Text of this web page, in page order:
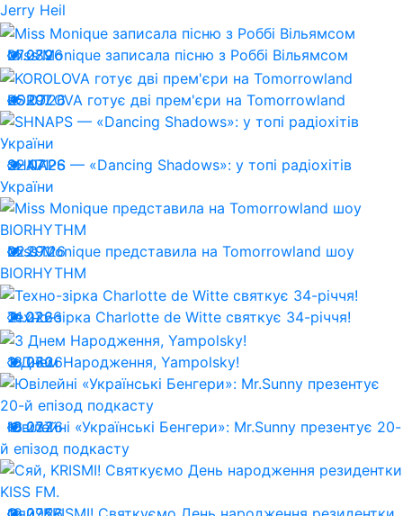
Jerry Heil
27.07.26
289
Miss Monique записала пісню з Роббі Вільямсом
25.07.26
297
KOROLOVA готує дві прем'єри на Tomorrowland
22.07.26
471
SHNAPS — «Dancing Shadows»: у топі радіохітів
України
22.07.26
291
Miss Monique представила на Tomorrowland шоу
BIORHYTHM
21.07.26
226
Техно-зірка Charlotte de Witte святкує 34-річчя!
18.07.26
260
З Днем Народження, Yampolsky!
13.07.26
237
Ювілейні «Українські Бенгери»: Mr.Sunny презентує 20-
й епізод подкасту